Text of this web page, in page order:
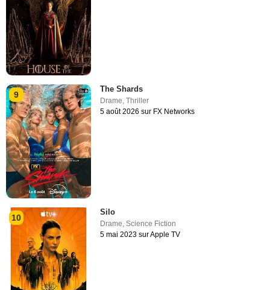
9
The Shards
Drame,Thriller
5 août 2026 sur FX Networks
10
Silo
Drame ,Science Fiction
5 mai 2023 sur Apple TV